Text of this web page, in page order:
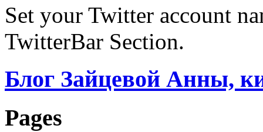
Set your Twitter account
TwitterBar Section.
Блог Зайцевой Анны,
Pages